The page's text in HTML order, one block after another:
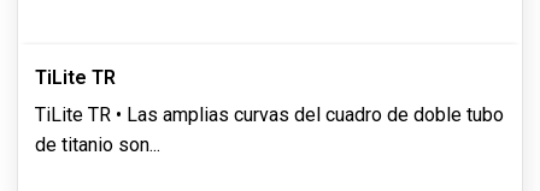
TiLite TR
TiLite TR • Las amplias curvas del cuadro de doble tubo
de titanio son...